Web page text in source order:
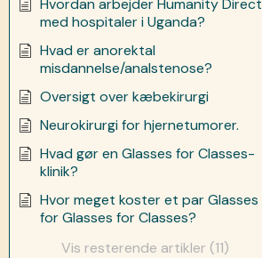
Hvordan arbejder Humanity Direct
med hospitaler i Uganda?
Hvad er anorektal
misdannelse/analstenose?
Oversigt over kæbekirurgi
Neurokirurgi for hjernetumorer.
Hvad gør en Glasses for Classes-
klinik?
Hvor meget koster et par Glasses
for Glasses for Classes?
Vis resterende artikler (11)